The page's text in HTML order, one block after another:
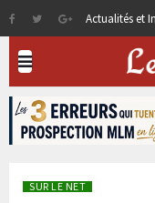
Actualités et
SUR LE NET